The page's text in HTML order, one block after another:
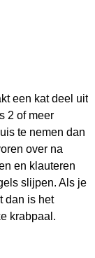
een kat deel uit
2 of meer
te nemen dan
over na
en klauteren
slijpen. Als je
dan is het
krabpaal.